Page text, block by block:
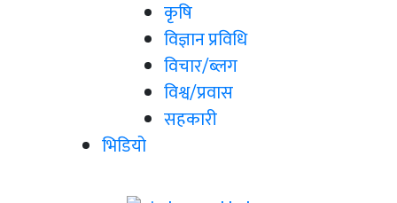
कृषि
विज्ञान प्रविधि
विचार/ब्लग
विश्व/प्रवास
सहकारी
भिडियो